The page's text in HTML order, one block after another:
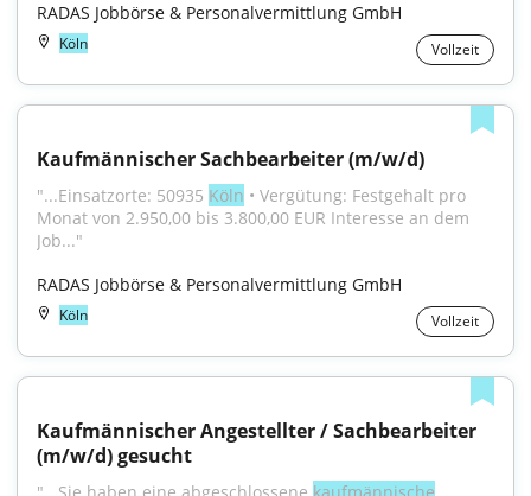
RADAS Jobbörse & Personalvermittlung GmbH
Köln Vollzeit
Kaufmännischer Sachbearbeiter (m/w/d)
"...Einsatzorte: 50935 Köln • Vergütung: Festgehalt pro
Monat von 2.950,00 bis 3.800,00 EUR Interesse an dem
Job..."
RADAS Jobbörse & Personalvermittlung GmbH
Köln Vollzeit
Kaufmännischer Angestellter / Sachbearbeiter
(m/w/d) gesucht